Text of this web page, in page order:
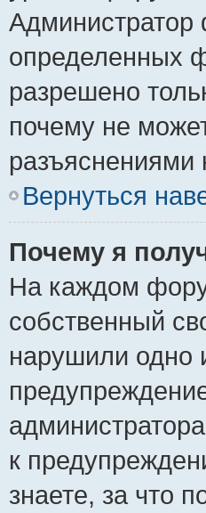
определенных
разрешено
почему не
разъяснениями
Вернуться
Почему я
На каждом
собственный
нарушили одно
к
знаете, за что